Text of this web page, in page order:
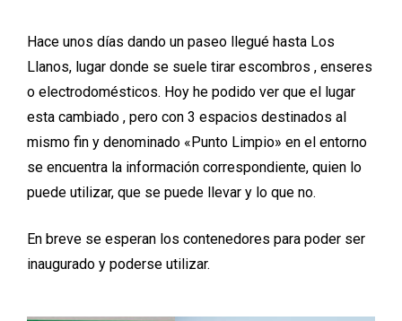
Hace unos días dando un paseo llegué hasta Los
Llanos, lugar donde se suele tirar escombros , enseres
o electrodomésticos. Hoy he podido ver que el lugar
esta cambiado , pero con 3 espacios destinados al
mismo fin y denominado «Punto Limpio» en el entorno
se encuentra la información correspondiente, quien lo
puede utilizar, que se puede llevar y lo que no.
En breve se esperan los contenedores para poder ser
inaugurado y poderse utilizar.